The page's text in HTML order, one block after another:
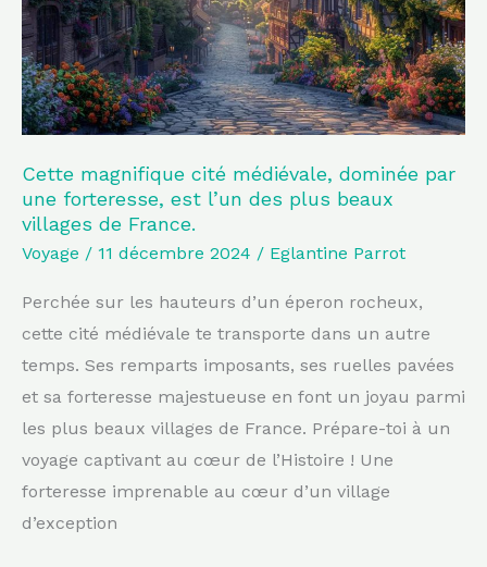
Cette magnifique cité médiévale, dominée par
une forteresse, est l’un des plus beaux
villages de France.
Voyage / 11 décembre 2024 / Eglantine Parrot
Perchée sur les hauteurs d’un éperon rocheux,
cette cité médiévale te transporte dans un autre
temps. Ses remparts imposants, ses ruelles pavées
et sa forteresse majestueuse en font un joyau parmi
les plus beaux villages de France. Prépare-toi à un
voyage captivant au cœur de l’Histoire ! Une
forteresse imprenable au cœur d’un village
d’exception
par
une
forteresse,
est
l’un
des
plus
beaux
villages
de
France.